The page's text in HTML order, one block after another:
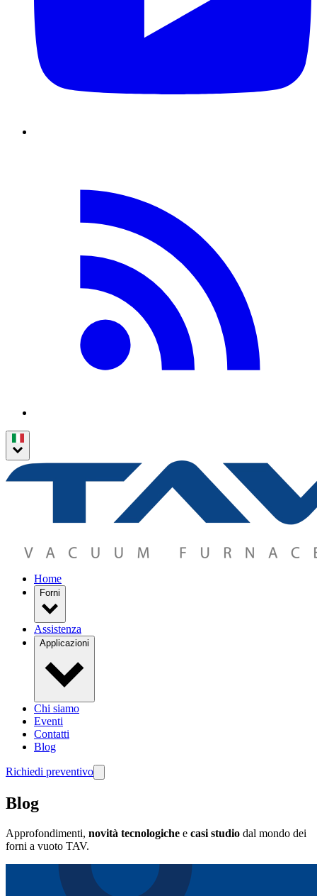
Home
Forni
Assistenza
Applicazioni
Chi siamo
Eventi
Contatti
Blog
Richiedi preventivo
Blog
Approfondimenti, novità tecnologiche e casi studio dal mondo dei
forni a vuoto TAV.